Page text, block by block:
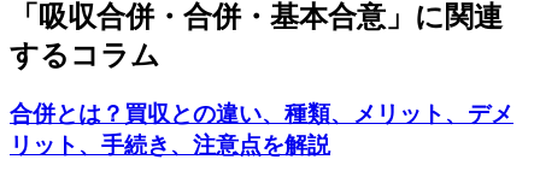
「吸収合併・合併・基本合意」に関連
するコラム
合併とは？買収との違い、種類、メリット、デメ
リット、手続き、注意点を解説